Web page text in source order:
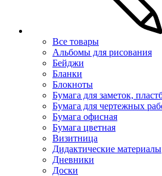
Все товары
Альбомы для рисования
Бейджи
Бланки
Блокноты
Бумага для заметок,
Бумага для чертежных
Бумага офисная
Бумага цветная
Визитница
Дидактические материалы
Дневники
Доски